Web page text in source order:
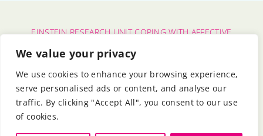
We value your privacy
We use cookies to enhance your browsing experience,
serve personalised ads or content, and analyse our
traffic. By clicking "Accept All", you consent to our use
of cookies.
EINSTEIN RESEARCH UNIT COPING WITH AFFECTIVE
POLARIZATION
CHARITÉ – UNIVERSITÄTSMEDIZIN BERLIN
|
HU BERLIN
BERLIN UNIVERSITY ALLIANCE | EINSTEIN FOUNDATION
BERLIN